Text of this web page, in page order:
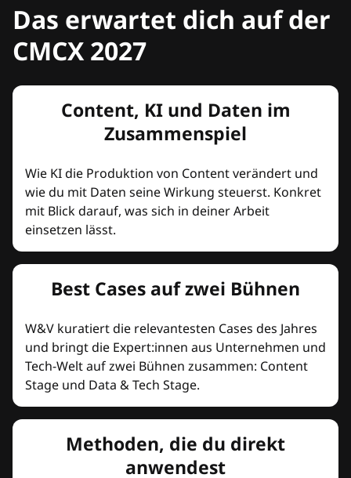
Das erwartet dich auf der
CMCX 2027
Content, KI und Daten im
Zusammenspiel
Wie KI die Produktion von Content verändert und
wie du mit Daten seine Wirkung steuerst. Konkret
mit Blick darauf, was sich in deiner Arbeit
einsetzen lässt.
Best Cases auf zwei Bühnen
W&V kuratiert die relevantesten Cases des Jahres
und bringt die Expert:innen aus Unternehmen und
Tech-Welt auf zwei Bühnen zusammen: Content
Stage und Data & Tech Stage.
Methoden, die du direkt
anwendest